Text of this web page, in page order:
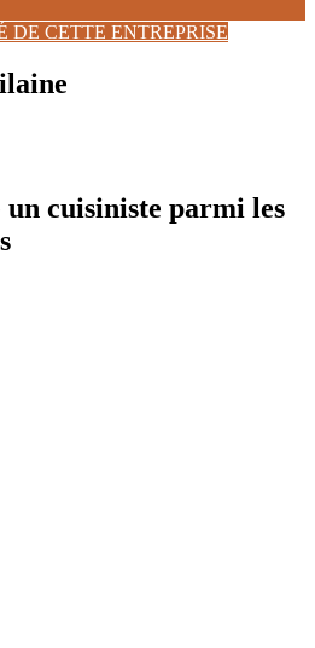
CETTE ENTREPRISE
cuisiniste parmi les